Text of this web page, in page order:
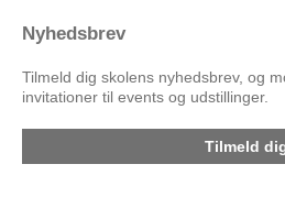
Nyhedsbrev
Tilmeld dig skolens nyhedsbrev, og
invitationer til events og udstillinger.
Tilmeld